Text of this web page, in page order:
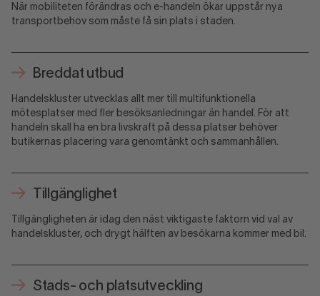
När mobiliteten förändras och e-handeln ökar uppstår nya
transportbehov som måste få sin plats i staden.
Breddat utbud
Handelskluster utvecklas allt mer till multifunktionella
mötesplatser med fler besöksanledningar än handel. För att
handeln skall ha en bra livskraft på dessa platser behöver
butikernas placering vara genomtänkt och sammanhållen.
Tillgänglighet
Tillgängligheten är idag den näst viktigaste faktorn vid val av
handelskluster, och drygt hälften av besökarna kommer med bil.
Stads- och platsutveckling